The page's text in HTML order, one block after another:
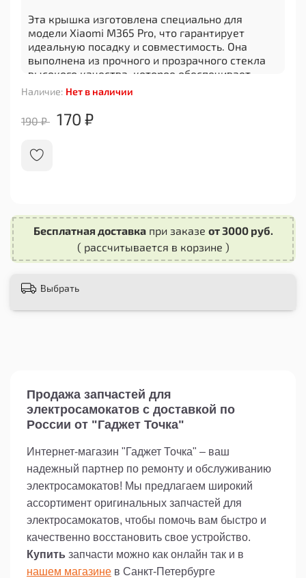
Наличие: Нет в наличии
190 ₽ 170 ₽
Эта крышка изготовлена специально для
модели Xiaomi M365 Pro, что гарантирует
идеальную посадку и совместимость. Она
выполнена из прочного и прозрачного стекла
высокого качества, которое обеспечивает
ясное отображение информации на дисплее.
Установка крышки дисплея стекло на самокат
Xiaomi M365 Pro очень проста и не требует
старую крышку и установите новую на ее
Не рискуйте повредить экран своего
электросамоката - приобретайте крышку
дисплея стекло для Xiaomi M365 Pro уже
сегодня! Это надежное решение для сохранения
отличном состоянии.
Бесплатная доставкапри заказе от 3000 руб.
( рассчитывается в корзине )
Выбрать
Продажа запчастей для
электросамокатов с доставкой по
России от "Гаджет Точка"
Интернет-магазин "Гаджет Точка" – ваш
надежный партнер по ремонту и обслуживанию
электросамокатов! Мы предлагаем широкий
ассортимент оригинальных запчастей для
электросамокатов, чтобы помочь вам быстро и
качественно восстановить свое устройство.
Купить запчасти можно как онлайн так и в
нашем магазине в Санкт-Петербурге